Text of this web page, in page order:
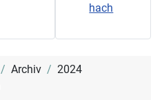
hach
Archiv
2024